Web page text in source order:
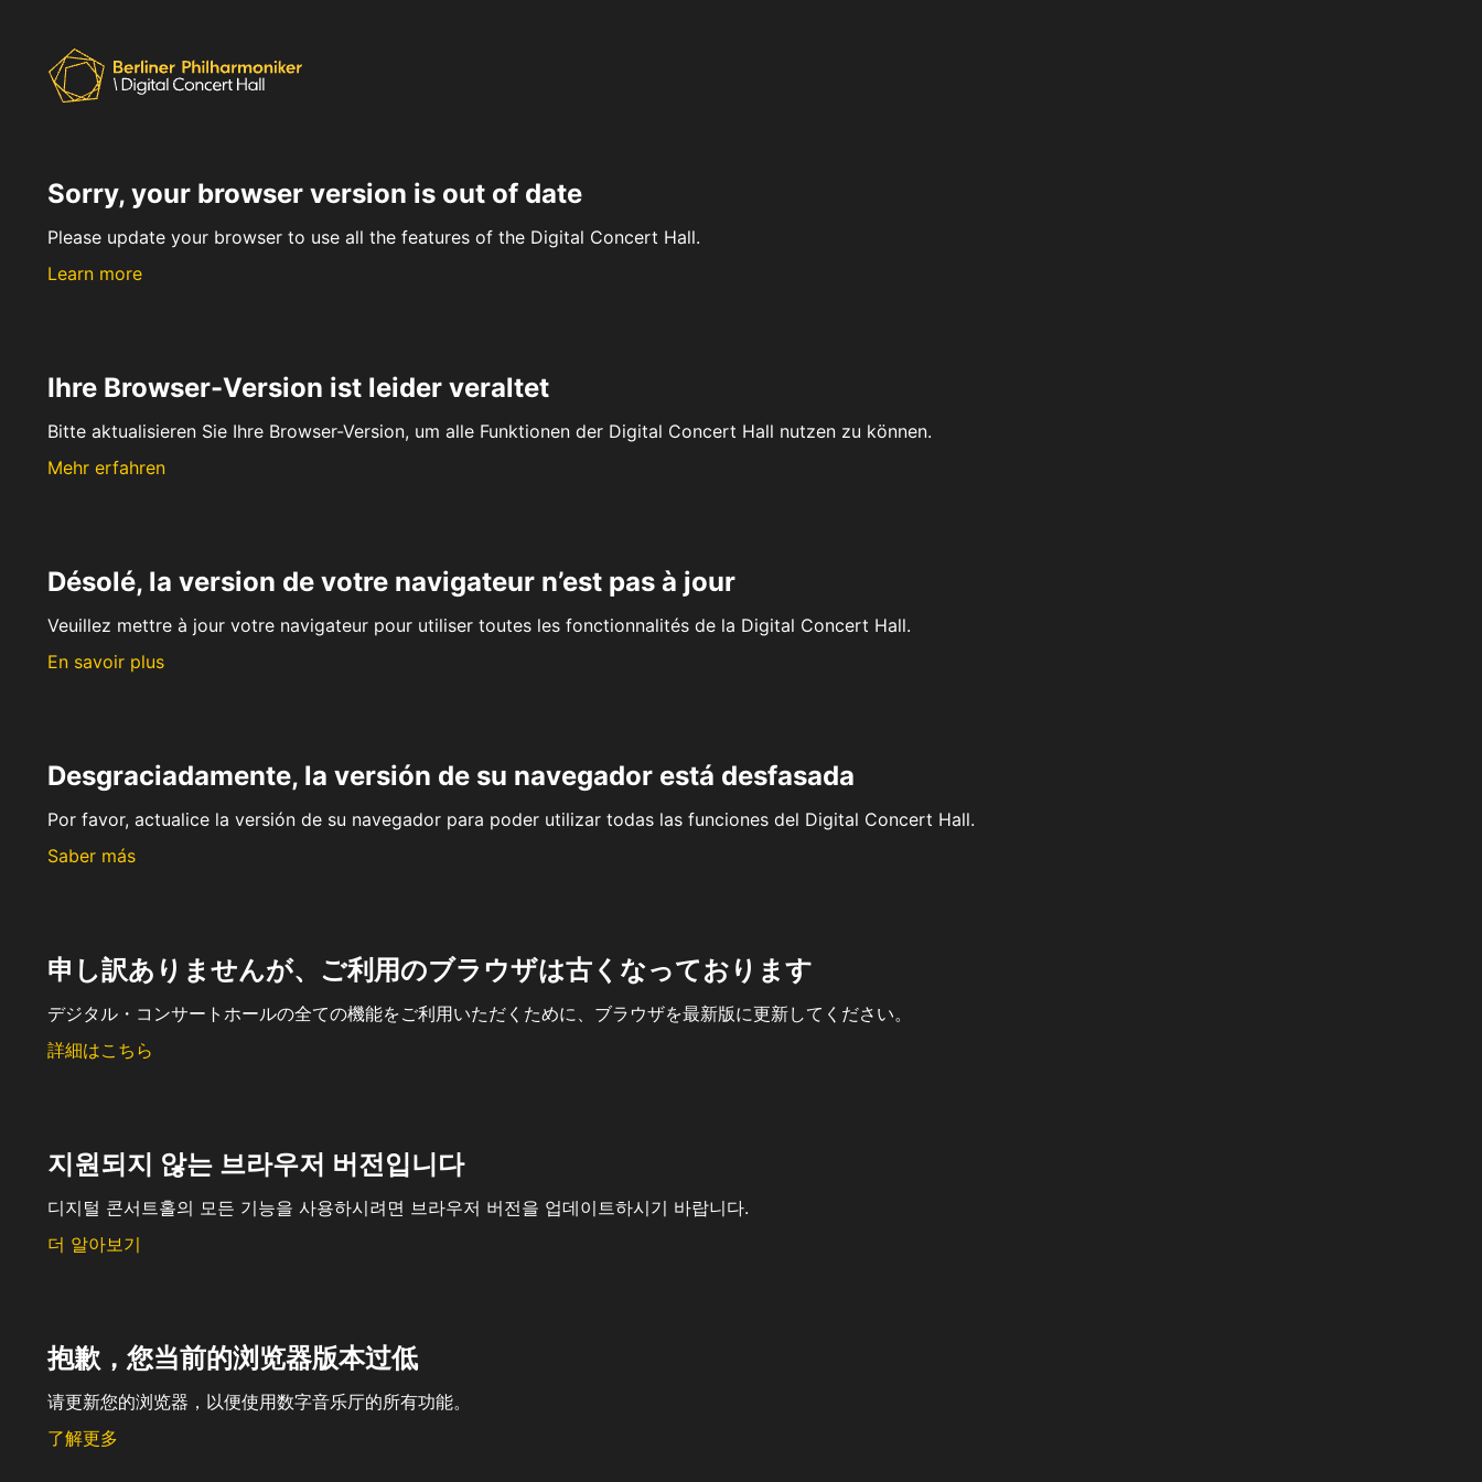
Sorry, your browser version is out of date
Please update your browser to use all the features of the Digital Concert Hall.
Learn more
Ihre Browser-Version ist leider veraltet
Bitte aktualisieren Sie Ihre Browser-Version, um alle Funktionen der Digital Concert Hall nutzen zu können.
Mehr erfahren
Désolé, la version de votre navigateur n’est pas à jour
Veuillez mettre à jour votre navigateur pour utiliser toutes les fonctionnalités de la Digital Concert Hall.
En savoir plus
Desgraciadamente, la versión de su navegador está desfasada
Por favor, actualice la versión de su navegador para poder utilizar todas las funciones del Digital Concert Hall.
Saber más
申し訳ありませんが、ご利用のブラウザは古くなっております
デジタル・コンサートホールの全ての機能をご利用いただくために、ブラウザを最新版に更新してください。
詳細はこちら
지원되지 않는 브라우저 버전입니다
디지털 콘서트홀의 모든 기능을 사용하시려면 브라우저 버전을 업데이트하시기 바랍니다.
더 알아보기
抱歉，您当前的浏览器版本过低
请更新您的浏览器，以便使用数字音乐厅的所有功能。
了解更多